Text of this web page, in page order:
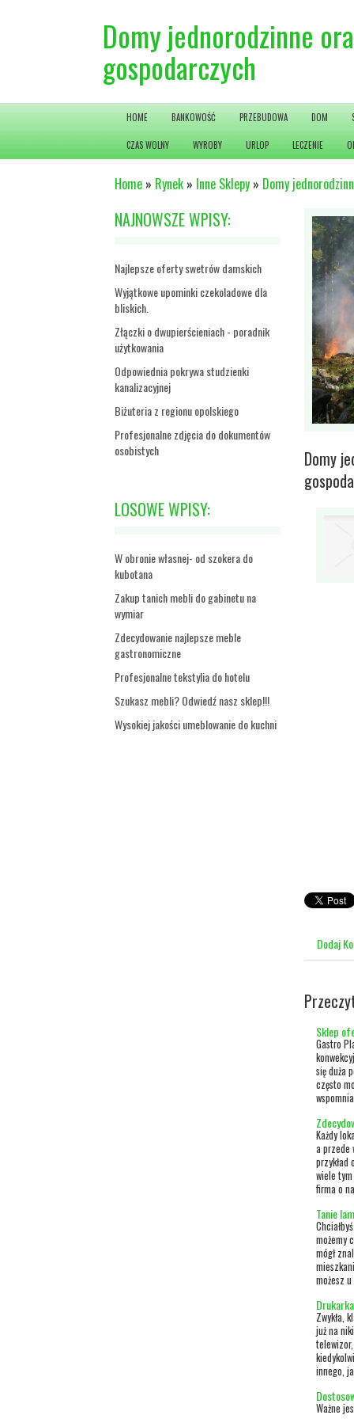
Domy jednorodzinne
gospodarczych
HOME BANKOWOŚĆ PRZEBUDOWA DOM
CZAS WOLNY WYROBY URLOP LECZENIE
Home » Rynek » Inne Sklepy » Domy
NAJNOWSZE WPISY:
Najlepsze oferty swetrów damskich
Wyjątkowe upominki czekoladowe dla
bliskich.
Złączki o dwupierścieniach - poradnik
użytkowania
Odpowiednia pokrywa studzienki
kanalizacyjnej
Biżuteria z regionu opolskiego
Profesjonalne zdjęcia do dokumentów
osobistych
LOSOWE WPISY:
W obronie własnej- od szokera do
kubotana
Zakup tanich mebli do gabinetu na
wymiar
Zdecydowanie najlepsze meble
gastronomiczne
Profesjonalne tekstylia do hotelu
Szukasz mebli? Odwiedź nasz sklep!!!
Wysokiej jakości umeblowanie do kuchni
Domy
Dodaj
Sklep
Gastro
się duża
często
Każdy
a przede
przykład
wiele
firma o
Tanie
możemy
mógł
możesz
Zwykła,
już na
innego,
Ważne